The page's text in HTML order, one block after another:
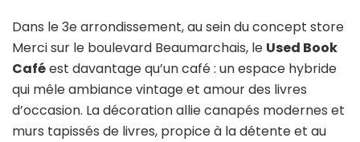
Dans le 3e arrondissement, au sein du concept store
Merci sur le boulevard Beaumarchais, le Used Book
Caféest davantage qu’un café : un espace hybride
qui mêle ambiance vintage et amour des livres
d’occasion. La décoration allie canapés modernes et
murs tapissés de livres, propice à la détente et au